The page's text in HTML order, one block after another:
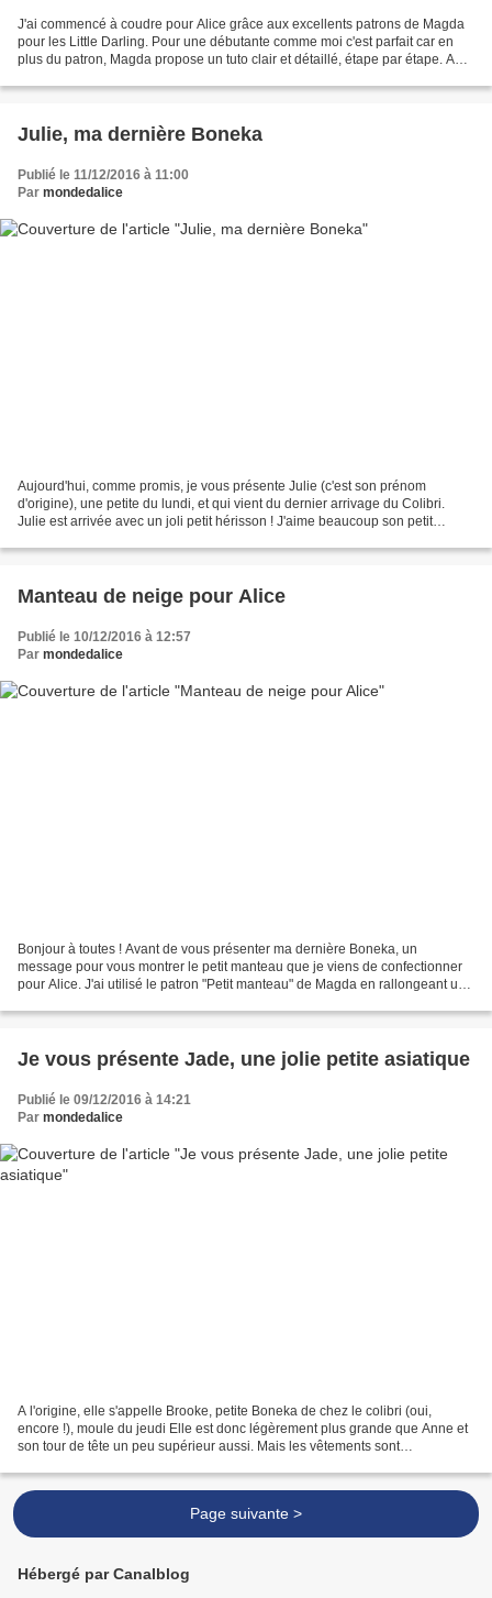
J'ai commencé à coudre pour Alice grâce aux excellents patrons de Magda
pour les Little Darling. Pour une débutante comme moi c'est parfait car en
plus du patron, Magda propose un tuto clair et détaillé, étape par étape. Au
Julie, ma dernière Boneka
Publié le 11/12/2016 à 11:00
Par mondedalice
Aujourd'hui, comme promis, je vous présente Julie (c'est son prénom
d'origine), une petite du lundi, et qui vient du dernier arrivage du Colibri.
Julie est arrivée avec un joli petit hérisson ! J'aime beaucoup son petit
Manteau de neige pour Alice
Publié le 10/12/2016 à 12:57
Par mondedalice
Bonjour à toutes ! Avant de vous présenter ma dernière Boneka, un
message pour vous montrer le petit manteau que je viens de confectionner
pour Alice. J'ai utilisé le patron "Petit manteau" de Magda en rallongeant un
Je vous présente Jade, une jolie petite asiatique
Publié le 09/12/2016 à 14:21
Par mondedalice
A l'origine, elle s'appelle Brooke, petite Boneka de chez le colibri (oui,
encore !), moule du jeudi Elle est donc légèrement plus grande que Anne et
son tour de tête un peu supérieur aussi. Mais les vêtements sont
Page suivante >
Hébergé par Canalblog